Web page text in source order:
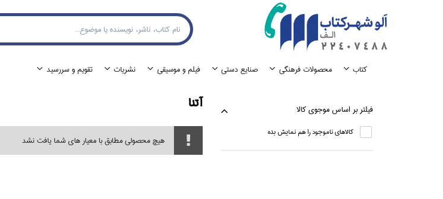
كتاب محصولات فرهنگي صنايع دستي فيلم و موسيقي نشريات تقويم و سررسيد
فيلتر بر اساس موجوي كالا
كالاهاي ناموجود را هم نمايش بده
آتنا
هیچ محصولی مطابق با معیار های شما یافت نشد